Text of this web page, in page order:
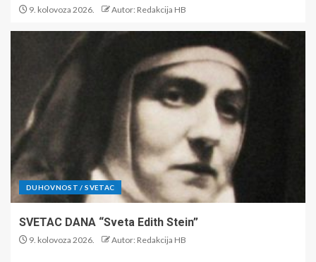
9. kolovoza 2026. Autor: Redakcija HB
DUHOVNOST / SVETAC
SVETAC DANA “Sveta Edith Stein”
9. kolovoza 2026. Autor: Redakcija HB